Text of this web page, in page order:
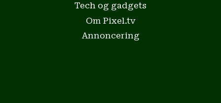
Tech og gadgets
Om Pixel.tv
Annoncering